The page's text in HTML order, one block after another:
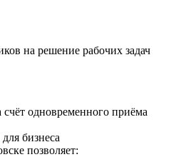
на решение рабочих задач
счёт одновременного приёма
бизнеса
позволяет: